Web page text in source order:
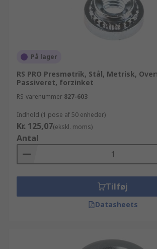
På lager
RS PRO Presmøtrik, Stål, Metrisk,
Passiveret, forzinket
RS-varenummer 827-603
Indhold (1 pose af 50 enheder)
Kr. 125,07(ekskl. moms)
Antal
Tilføj
Datasheets